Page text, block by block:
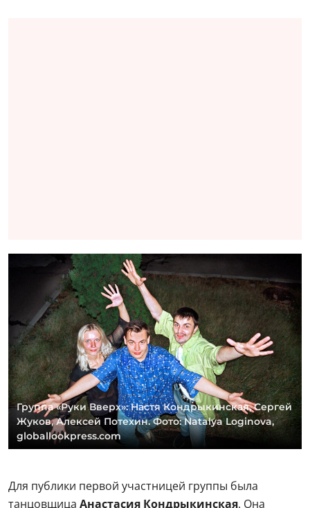
Группа «Руки Вверх»: Настя Кондрыкинская, Сергей
Жуков, Алексей Потехин. Фото: Natalya Loginova,
globallookpress.com
Для публики первой участницей группы была
танцовщица Анастасия Кондрыкинская. Она